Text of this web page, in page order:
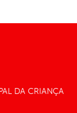
DA CRIANÇA